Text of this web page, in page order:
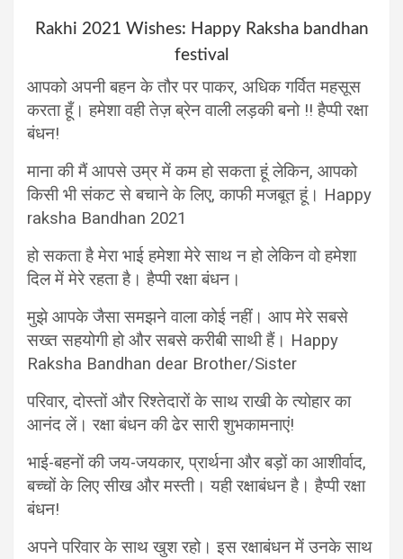
Rakhi 2021 Wishes: Happy Raksha bandhan
festival
आपको अपनी बहन के तौर पर पाकर, अधिक गर्वित महसूस
करता हूँ। हमेशा वही तेज़ ब्रेन वाली लड़की बनो !! हैप्पी रक्षा
बंधन!
माना की मैं आपसे उम्र में कम हो सकता हूं लेकिन, आपको
किसी भी संकट से बचाने के लिए, काफी मजबूत हूं। Happy
raksha Bandhan 2021
हो सकता है मेरा भाई हमेशा मेरे साथ न हो लेकिन वो हमेशा
दिल में मेरे रहता है। हैप्पी रक्षा बंधन।
मुझे आपके जैसा समझने वाला कोई नहीं। आप मेरे सबसे
सख्त सहयोगी हो और सबसे करीबी साथी हैं। Happy
Raksha Bandhan dear Brother/Sister
परिवार, दोस्तों और रिश्तेदारों के साथ राखी के त्योहार का
आनंद लें। रक्षा बंधन की ढेर सारी शुभकामनाएं!
भाई-बहनों की जय-जयकार, प्रार्थना और बड़ों का आशीर्वाद,
बच्चों के लिए सीख और मस्ती। यही रक्षाबंधन है। हैप्पी रक्षा
बंधन!
अपने परिवार के साथ खुश रहो। इस रक्षाबंधन में उनके साथ